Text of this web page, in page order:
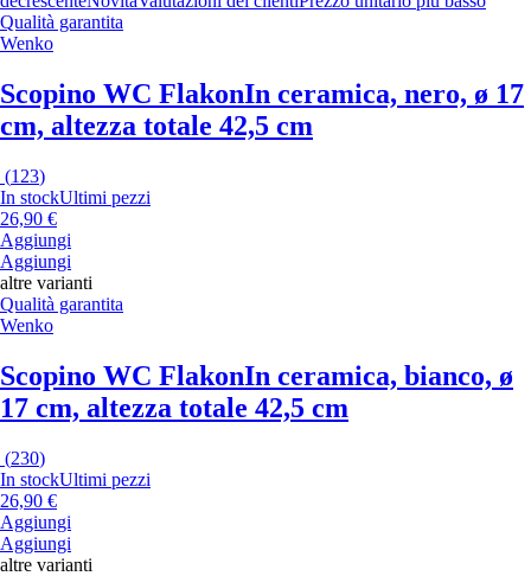
Qualità garantita
Wenko
Scopino WC FlakonIn ceramica, nero, ø 17
cm, altezza totale 42,5 cm
(123)
In stockUltimi pezzi
26,90 €
Aggiungi
Aggiungi
altre varianti
Qualità garantita
Wenko
Scopino WC FlakonIn ceramica, bianco, ø
17 cm, altezza totale 42,5 cm
(230)
In stockUltimi pezzi
26,90 €
Aggiungi
Aggiungi
altre varianti